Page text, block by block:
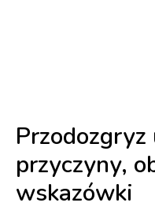
Przodozgryz
przyczyny,
wskazówki